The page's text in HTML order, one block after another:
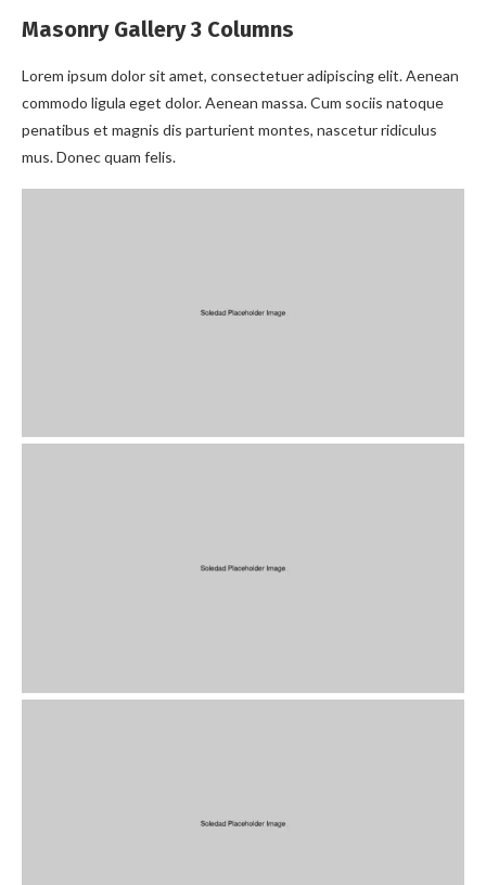
Masonry Gallery 3 Columns
Lorem ipsum dolor sit amet, consectetuer adipiscing elit. Aenean
commodo ligula eget dolor. Aenean massa. Cum sociis natoque
penatibus et magnis dis parturient montes, nascetur ridiculus
mus. Donec quam felis.